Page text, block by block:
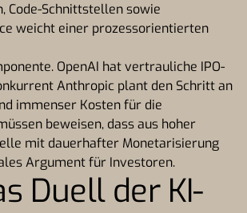
Code-Schnittstellen sowie
weicht einer prozessorientierten
OpenAI hat vertrauliche IPO-
Anthropic plant den Schritt an
immenser Kosten für die
beweisen, dass aus hoher
mit dauerhafter Monetarisierung
Argument für Investoren.
Duell der KI-